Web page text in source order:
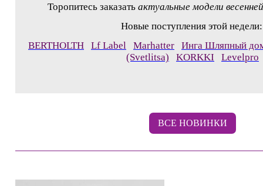
Торопитесь заказать актуальные модели
Новые поступления этой недели
BERTHOLTH
Lf Label Marhatter
Инга Шляпный
(Svetlitsa)
KORKKI Levelpro
ВСЕ НОВИНКИ